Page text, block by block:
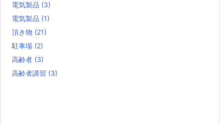
電気製品 (3)
電気製品 (1)
頂き物 (21)
駐車場 (2)
高齢者 (3)
高齢者講習 (3)